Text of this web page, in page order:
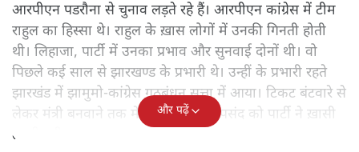
आरपीएन पडरौना से चुनाव लड़ते रहे हैं। आरपीएन कांग्रेस में टीम
राहुल का हिस्सा थे। राहुल के ख़ास लोगों में उनकी गिनती होती
थी। लिहाजा, पार्टी में उनका प्रभाव और सुनवाई दोनों थी। वो
पिछले कई साल से झारखण्ड के प्रभारी थे। उन्हीं के प्रभारी रहते
झारखंड में झामुमो-कांग्रेस गठबंधन सत्ता में आया। टिकट बंटवारे से
लेकर मंत्री बनवाने तक में उनकी पसंद नापसंद को पार्टी ने ख़ासी
तरजीह दी।
और पढ़ें